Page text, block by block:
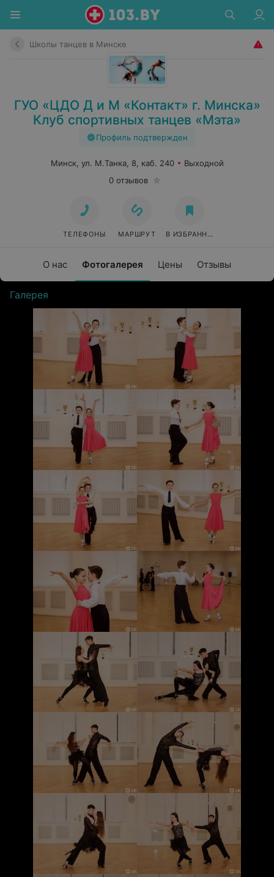
Школы танцев в Минске
ГУО «ЦДО Д и М «Контакт» г. Минска»
Клуб спортивных танцев «Мэта»
Профиль подтвержден
О нас Фотогалерея Цены Отзывы
Минск, ул. М.Танка, 8, каб. 240
Выходной
0 отзывов
ТЕЛЕФОНЫ МАРШРУТ В ИЗБРАННОЕ
Галерея